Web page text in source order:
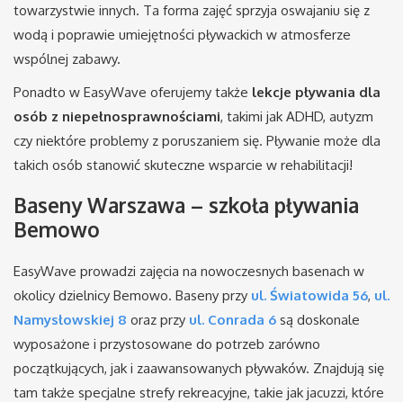
towarzystwie innych. Ta forma zajęć sprzyja oswajaniu się z
wodą i poprawie umiejętności pływackich w atmosferze
wspólnej zabawy.
Ponadto w EasyWave oferujemy także lekcje pływania dla
osób z niepełnosprawnościami, takimi jak ADHD, autyzm
czy niektóre problemy z poruszaniem się. Pływanie może dla
takich osób stanowić skuteczne wsparcie w rehabilitacji!
Baseny Warszawa – szkoła pływania
Bemowo
EasyWave prowadzi zajęcia na nowoczesnych basenach w
okolicy dzielnicy Bemowo. Baseny przy ul. Światowida 56, ul.
Namysłowskiej 8 oraz przy ul. Conrada 6 są doskonale
wyposażone i przystosowane do potrzeb zarówno
początkujących, jak i zaawansowanych pływaków. Znajdują się
tam także specjalne strefy rekreacyjne, takie jak jacuzzi, które